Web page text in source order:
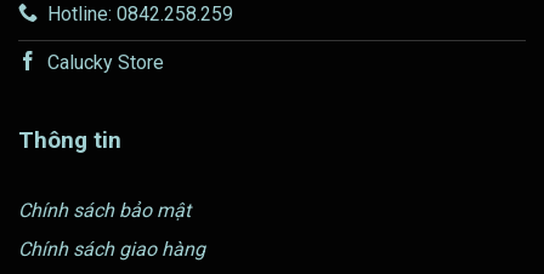
Hotline: 0842.258.259
Calucky Store
Thông tin
Chính sách bảo mật
Chính sách giao hàng